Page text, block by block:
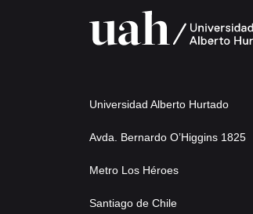
Universidad Alberto Hurtado
Avda. Bernardo O’Higgins 1825
Metro Los Héroes
Santiago de Chile